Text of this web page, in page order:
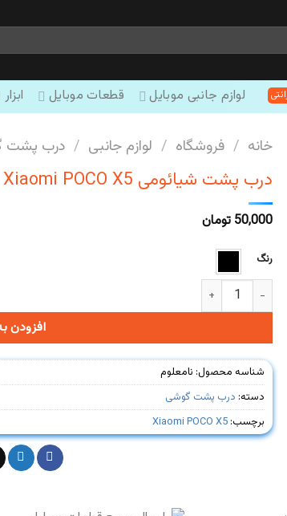
لوازم جانبی موبایل قطعات موبایل
خانه / فروشگاه / لوازم جانبی / درب پشت
درب پشت شیائومی Xiaomi POCO X5
50,000 تومان
رنگ
درب پشت شیائومی Xiaomi POCO X5 عدد
افزودن
شناسه محصول: نامعلوم
دسته: درب پشت گوشی
برچسب: Xiaomi POCO X5